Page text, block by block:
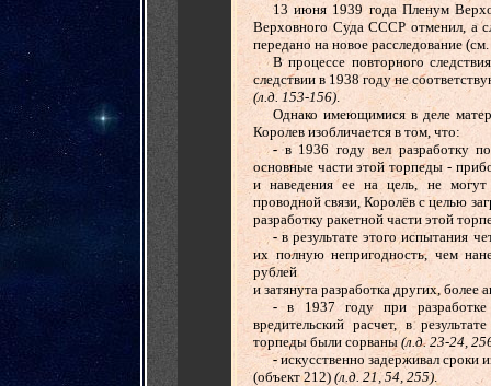
...... 13 июня 1939 года Пленум
Верховного Суда СССР отменил, а
передано на новое расследование
...... В процессе повторного
следствии в 1938 году не
(л.д. 153-156).
Однако имеющимися в деле
Королев изобличается в том, что:
...... -в 1936 году вел разработку
основные части этой торпеды -
и наведения ее на цель, не могут
проводной связи, Королёв с целью
разработку ракетной части этой
...... -в результате этого испытания
их полную непригодность, чем
рублей
и затянута разработка других, более
-в 1937 году при разработке
вредительский расчет, в
торпеды были сорваны (л.д. 23-24,
......-искусственно задерживал сроки
(объект 212) (л.д. 21, 54, 255).